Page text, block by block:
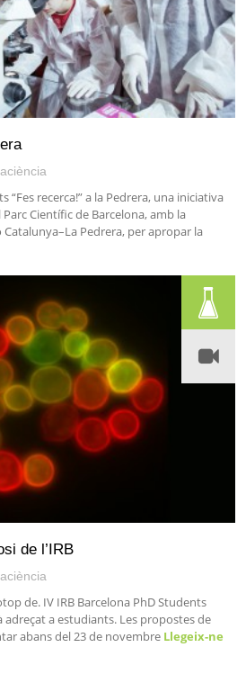
“Fes recerca!” a la Pedrera, una iniciativa
Científic de Barcelona, amb la
Catalunya–La Pedrera, per apropar la
de l’IRB
de. IV IRB Barcelona PhD Students
adreçat a estudiants. Les propostes de
abans del 23 de novembre Llegeix-ne